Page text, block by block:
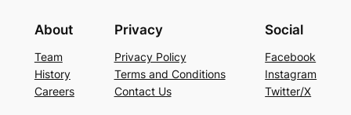
About
Team
History
Careers
Privacy
Privacy Policy
Terms and Conditions
Contact Us
Social
Facebook
Instagram
Twitter/X